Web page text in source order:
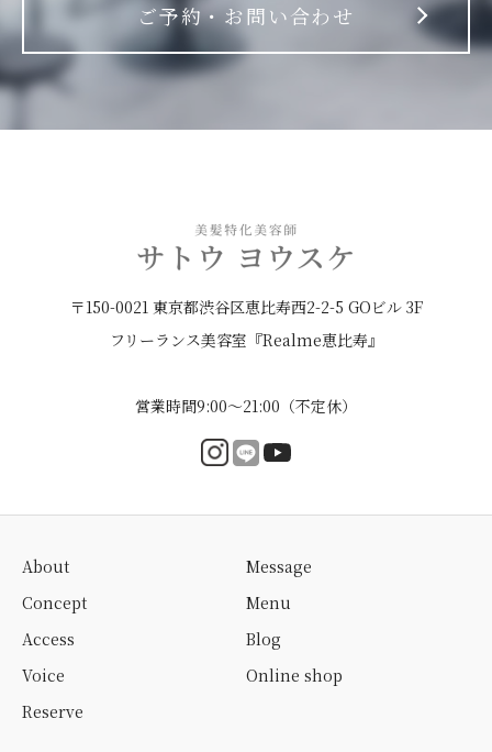
ご予約・お問い合わせ
〒150-0021 東京都渋谷区恵比寿西2-2-5 GOビル 3F
フリーランス美容室『Realme恵比寿』
営業時間9:00〜21:00（不定休）
About
Message
Concept
Menu
Access
Blog
Voice
Online shop
Reserve